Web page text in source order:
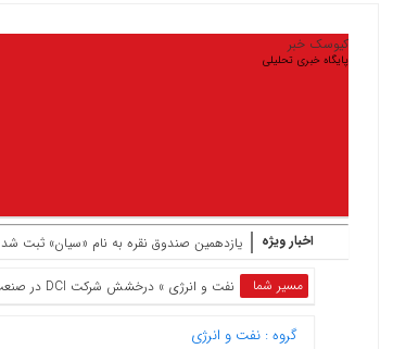
کیوسک خبر
پایگاه خبری تحلیلی
اخبار ویژه یازدهمین صندوق نقره به نام «سیان» ثبت شد
مسیر شما نفت و انرژی » درخشش شرکت DCI در صنعت حفاری ایران؛ از پارس جنوبی تا سیری با بیش از ۱۲۷ هزار متر حفاری موفق
گروه :نفت و انرژی